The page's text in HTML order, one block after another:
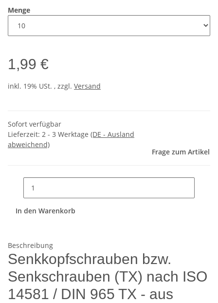
Menge
1,99 €
inkl. 19% USt. , zzgl. Versand
Sofort verfügbar
Lieferzeit: 2 - 3 Werktage (DE - Ausland
abweichend)
Frage zum Artikel
In den Warenkorb
Beschreibung
Senkkopfschrauben bzw.
Senkschrauben (TX) nach ISO
14581 / DIN 965 TX - aus